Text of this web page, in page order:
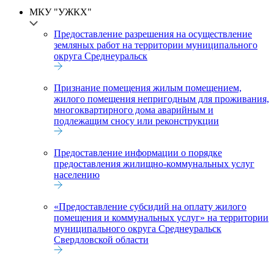
МКУ "УЖКХ"
Предоставление разрешения на осуществление
земляных работ на территории муниципального
округа Среднеуральск
Признание помещения жилым помещением,
жилого помещения непригодным для проживания,
многоквартирного дома аварийным и
подлежащим сносу или реконструкции
Предоставление информации о порядке
предоставления жилищно-коммунальных услуг
населению
«Предоставление субсидий на оплату жилого
помещения и коммунальных услуг» на территории
муниципального округа Среднеуральск
Свердловской области